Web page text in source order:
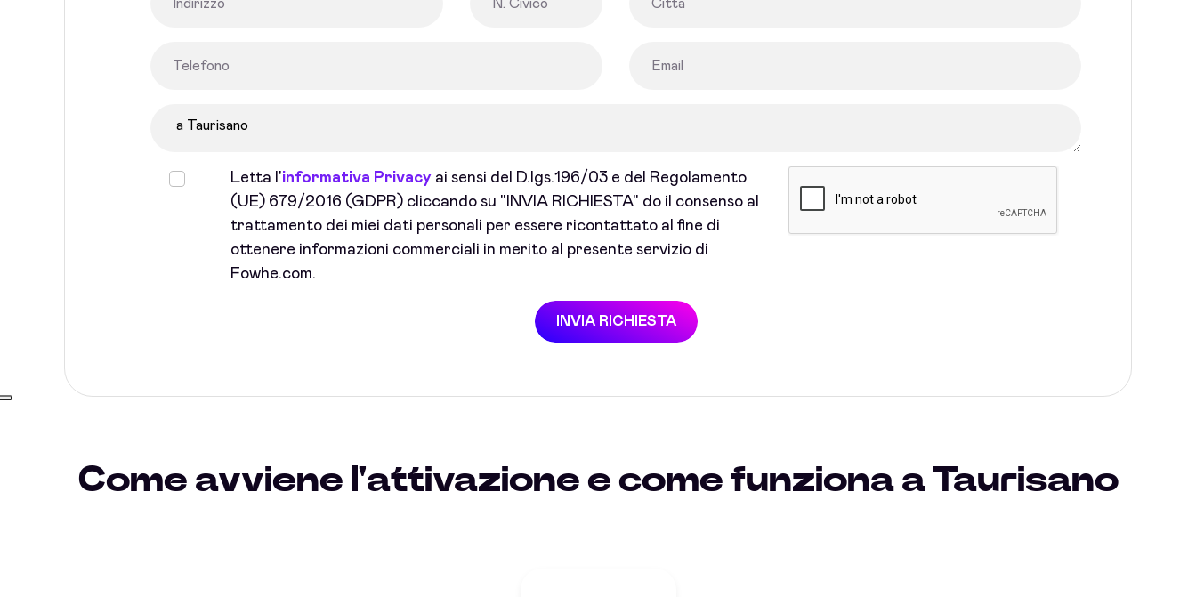
Letta l'informativa Privacyai sensi del D.lgs.196/03 e del Regolamento
(UE) 679/2016 (GDPR) cliccando su "INVIA RICHIESTA" do il consenso al
trattamento dei miei dati personali per essere ricontattato al fine di
ottenere informazioni commerciali in merito al presente servizio di
Fowhe.com.
INVIA RICHIESTA
Come avviene l'attivazione e come funziona a Taurisano